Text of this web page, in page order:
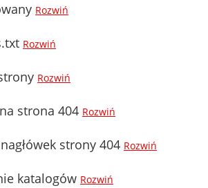
Rozwiń
Rozwiń
Rozwiń
strona 404 Rozwiń
strony 404 Rozwiń
katalogów Rozwiń